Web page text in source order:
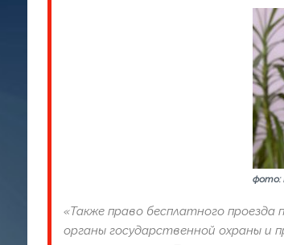
фото:
«Также право бесплатного
органы государственной охраны и